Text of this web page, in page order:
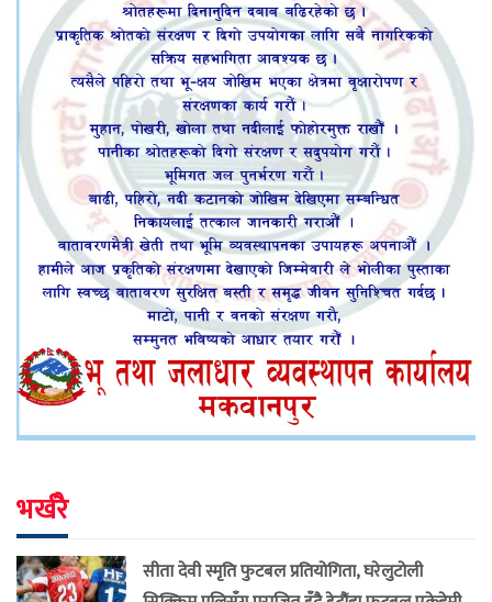
भर्खरै
सीता देवी स्मृति फुटबल प्रतियोगिता, घरेलुटोली